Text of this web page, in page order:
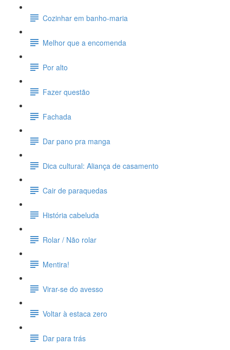
Cozinhar em banho-maria
Melhor que a encomenda
Por alto
Fazer questão
Fachada
Dar pano pra manga
Dica cultural: Aliança de casamento
Cair de paraquedas
História cabeluda
Rolar / Não rolar
Mentira!
Virar-se do avesso
Voltar à estaca zero
Dar para trás